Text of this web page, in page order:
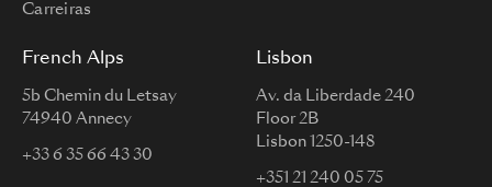
Carreiras
French Alps
5b Chemin du Letsay
74940 Annecy
+33 6 35 66 43 30
Lisbon
Av. da Liberdade 240
Floor 2B
Lisbon 1250-148
+351 21 240 05 75